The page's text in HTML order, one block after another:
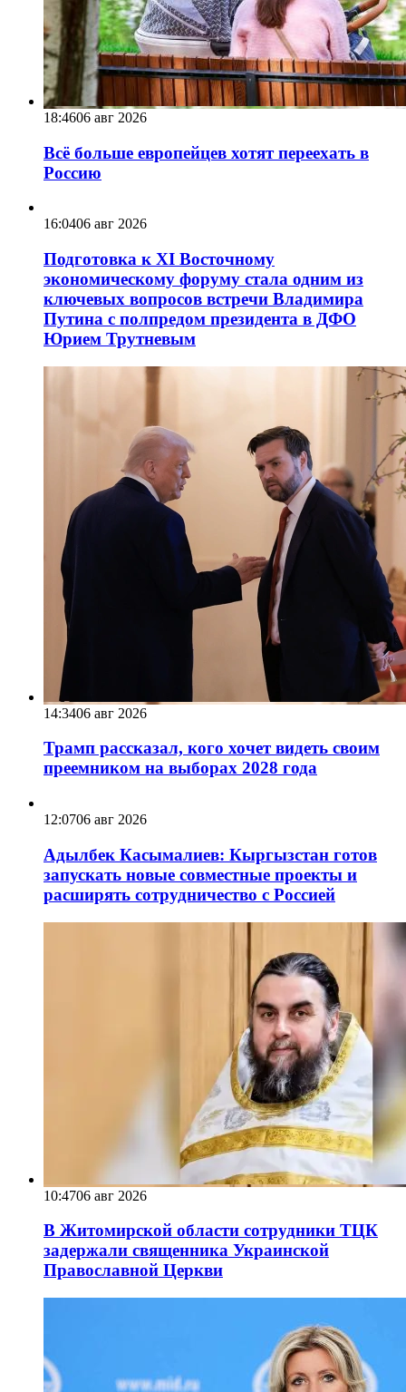
18:4606 авг 2026
Всё больше европейцев хотят переехать в
Россию
16:0406 авг 2026
Подготовка к XI Восточному
экономическому форуму стала одним из
ключевых вопросов встречи Владимира
Путина с полпредом президента в ДФО
Юрием Трутневым
14:3406 авг 2026
Трамп рассказал, кого хочет видеть своим
преемником на выборах 2028 года
12:0706 авг 2026
Адылбек Касымалиев: Кыргызстан готов
запускать новые совместные проекты и
расширять сотрудничество с Россией
10:4706 авг 2026
В Житомирской области сотрудники ТЦК
задержали священника Украинской
Православной Церкви